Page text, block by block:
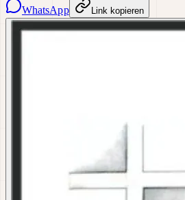
WhatsApp Link kopieren